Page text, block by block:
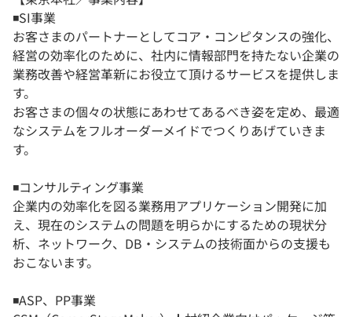
◾️SI事業
お客さまのパートナーとしてコア・コンピタンスの強化、
経営の効率化のために、社内に情報部門を持たない企業の
業務改善や経営革新にお役立て頂けるサービスを提供しま
す。
お客さまの個々の状態にあわせてあるべき姿を定め、最適
なシステムをフルオーダーメイドでつくりあげていきま
す。
◾️コンサルティング事業
企業内の効率化を図る業務用アプリケーション開発に加
え、現在のシステムの問題を明らかにするための現状分
析、ネットワーク、DB・システムの技術面からの支援も
おこないます。
◾️ASP、PP事業